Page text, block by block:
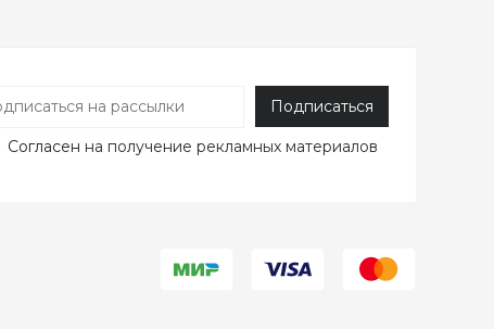
Согласен на получение рекламных материалов